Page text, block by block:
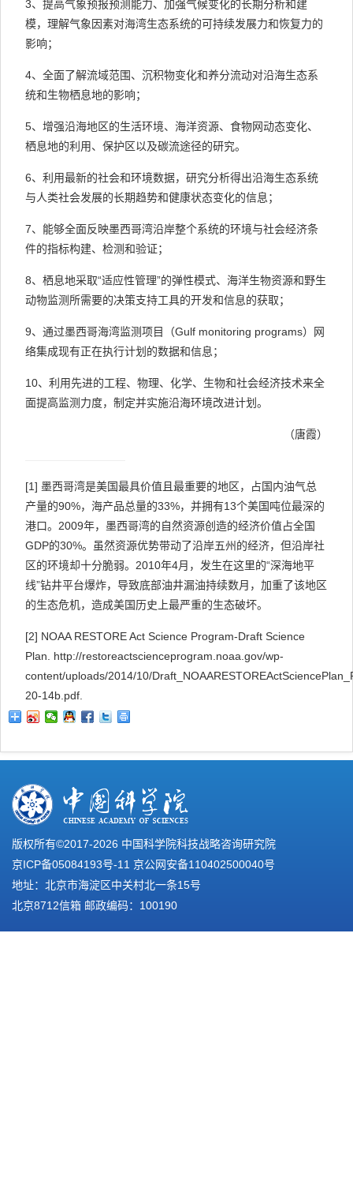
3、提高气象预报预测能力、加强气候变化的长期分析和建
模，理解气象因素对海湾生态系统的可持续发展力和恢复力的
影响；
4、全面了解流域范围、沉积物变化和养分流动对沿海生态系
统和生物栖息地的影响；
5、增强沿海地区的生活环境、海洋资源、食物网动态变化、
栖息地的利用、保护区以及碳流途径的研究。
6、利用最新的社会和环境数据，研究分析得出沿海生态系统
与人类社会发展的长期趋势和健康状态变化的信息；
7、能够全面反映墨西哥湾沿岸整个系统的环境与社会经济条
件的指标构建、检测和验证；
8、栖息地采取“适应性管理”的弹性模式、海洋生物资源和野生
动物监测所需要的决策支持工具的开发和信息的获取；
9、通过墨西哥海湾监测项目（Gulf monitoring programs）网
络集成现有正在执行计划的数据和信息；
10、利用先进的工程、物理、化学、生物和社会经济技术来全
面提高监测力度，制定并实施沿海环境改进计划。
（唐霞）
[1] 墨西哥湾是美国最具价值且最重要的地区，占国内油气总
产量的90%，海产品总量的33%，并拥有13个美国吨位最深的
港口。2009年，墨西哥湾的自然资源创造的经济价值占全国
GDP的30%。虽然资源优势带动了沿岸五州的经济，但沿岸社
区的环境却十分脆弱。2010年4月，发生在这里的“深海地平
线”钻井平台爆炸，导致底部油井漏油持续数月，加重了该地区
的生态危机，造成美国历史上最严重的生态破坏。
[2] NOAA RESTORE Act Science Program-Draft Science
Plan. http://restoreactscienceprogram.noaa.gov/wp-
content/uploads/2014/10/
20-14b.pdf.
版权所有©2017-2026 中国科学院科技战略咨询研究院
京ICP备05084193号-11 京公网安备110402500040号
地址：北京市海淀区中关村北一条15号
北京8712信箱 邮政编码：100190